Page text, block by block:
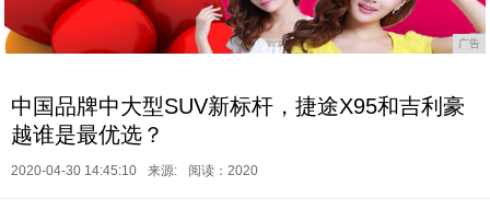
广告
中国品牌中大型SUV新标杆，捷途X95和吉利豪
越谁是最优选？
2020-04-30 14:45:10 来源: 阅读：2020